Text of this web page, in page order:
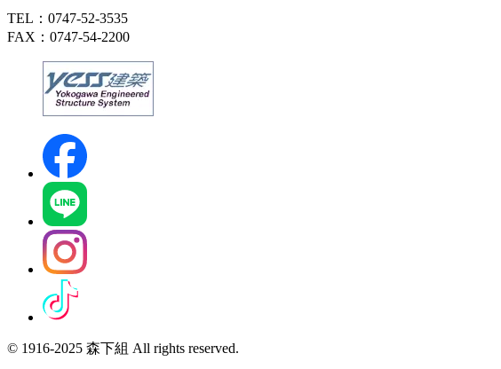
TEL：0747-52-3535
FAX：0747-54-2200
© 1916-2025 森下組 All rights reserved.